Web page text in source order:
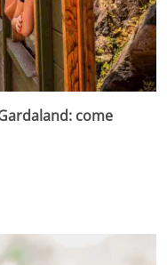
come